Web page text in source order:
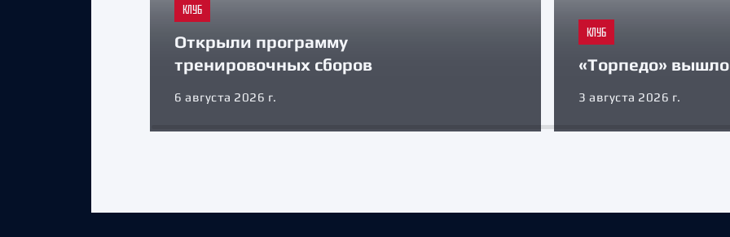
КЛУБ
Открыли программу
тренировочных сборов
6 августа 2026 г.
КЛУБ
«Торпедо» вышло
3 августа 2026 г.